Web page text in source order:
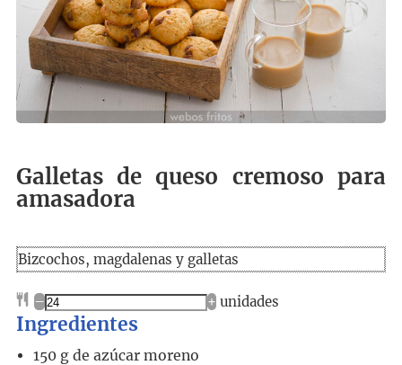
Galletas de queso cremoso para
amasadora
Bizcochos, magdalenas y galletas
– + unidades
Ingredientes
150 g de azúcar moreno